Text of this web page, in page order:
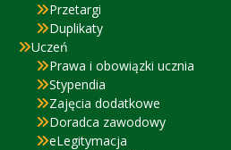
Przetargi
Duplikaty
Uczeń
Prawa i obowiązki ucznia
Stypendia
Zajęcia dodatkowe
Doradca zawodowy
eLegitymacja